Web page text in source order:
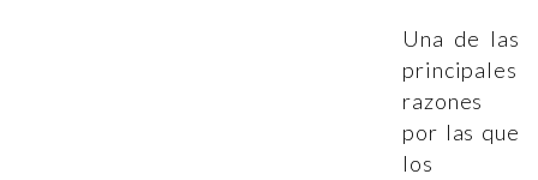
Una de las
principales
razones
por las que
los